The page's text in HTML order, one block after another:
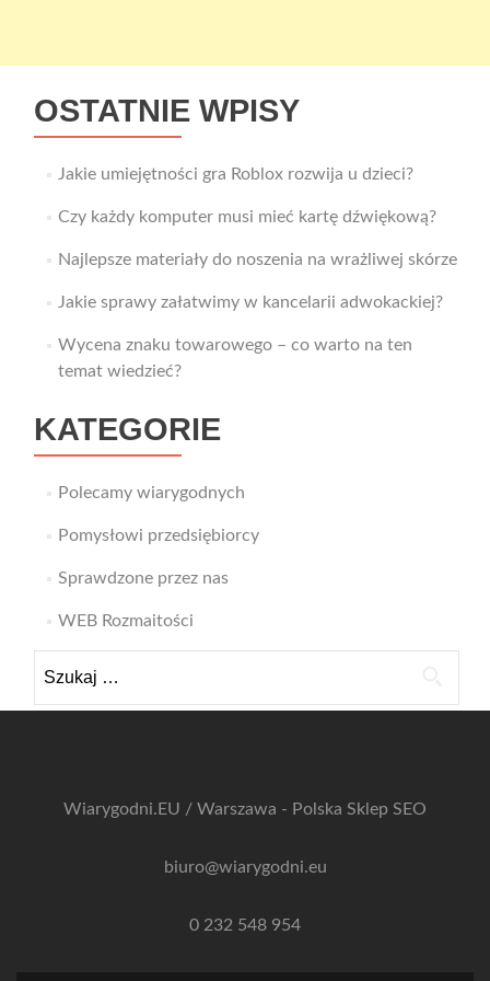
OSTATNIE WPISY
Jakie umiejętności gra Roblox rozwija u dzieci?
Czy każdy komputer musi mieć kartę dźwiękową?
Najlepsze materiały do noszenia na wrażliwej skórze
Jakie sprawy załatwimy w kancelarii adwokackiej?
Wycena znaku towarowego – co warto na ten
temat wiedzieć?
KATEGORIE
Polecamy wiarygodnych
Pomysłowi przedsiębiorcy
Sprawdzone przez nas
WEB Rozmaitości
Wiarygodni.EU / Warszawa - Polska Sklep SEO
biuro@wiarygodni.eu
0 232 548 954